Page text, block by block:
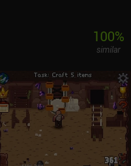
100%
similar